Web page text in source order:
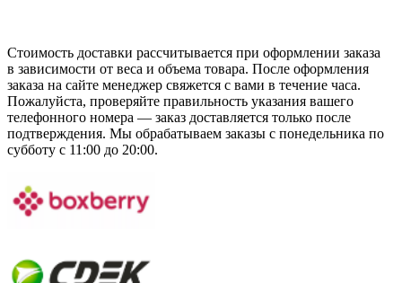
Стоимость доставки рассчитывается при оформлении заказа
в зависимости от веса и объема товара. После оформления
заказа на сайте менеджер свяжется с вами в течение часа.
Пожалуйста, проверяйте правильность указания вашего
телефонного номера — заказ доставляется только после
подтверждения. Мы обрабатываем заказы с понедельника по
субботу с 11:00 до 20:00.